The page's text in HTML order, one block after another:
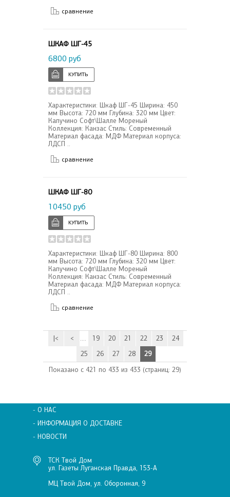
сравнение
ШКАФ ШГ-45
6800 руб
Характеристики: Шкаф ШГ-45 Ширина: 450
мм Высота: 720 мм Глубина: 320 мм Цвет:
Капучино Софт\Шалле Мореный
Коллекция: Канзас Стиль: Современный
Материал фасада: МДФ Материал корпуса:
ЛДСП ..
сравнение
ШКАФ ШГ-80
10450 руб
Характеристики: Шкаф ШГ-80 Ширина: 800
мм Высота: 720 мм Глубина: 320 мм Цвет:
Капучино Софт\Шалле Мореный
Коллекция: Канзас Стиль: Современный
Материал фасада: МДФ Материал корпуса:
ЛДСП ..
сравнение
|< < .... 19 20 21 22 23
24
25
26 27 28 29
Показано с 421 по 433 из 433 (страниц: 29)
- О НАС
- ИНФОРМАЦИЯ О ДОСТАВКЕ
- НОВОСТИ
ТСК Твой Дом
ул. Газеты Луганская Правда, 153-А
МЦ Твой Дом, ул. Оборонная, 9